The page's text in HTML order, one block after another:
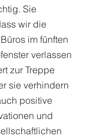
Sie
wir die
im fünften
verlassen
zur Treppe
sie verhindern
positive
und